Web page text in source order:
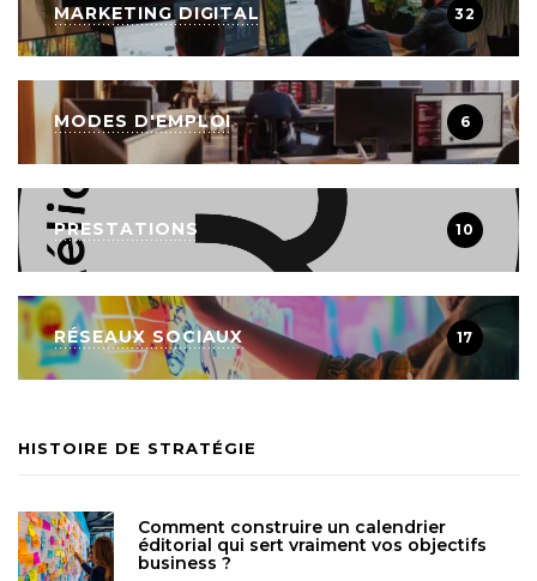
MARKETING DIGITAL 32
MODES D'EMPLOI 6
PRESTATIONS 10
RÉSEAUX SOCIAUX 17
HISTOIRE DE STRATÉGIE
Comment construire un calendrier
éditorial qui sert vraiment vos objectifs
business ?